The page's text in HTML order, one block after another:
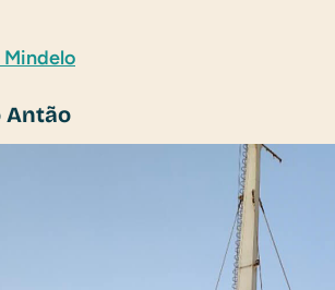
Mindelo
Antão